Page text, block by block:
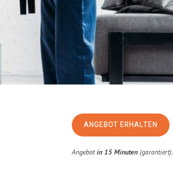
ANGEBOT ERHALTEN
Angebotin 15 Minuten (garantiert).